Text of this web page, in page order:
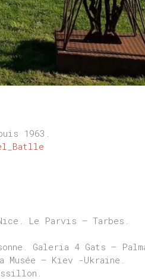
1963.
Le Parvis – Tarbes.
Galeria 4 Gats –
– Kiev -Ukraine.